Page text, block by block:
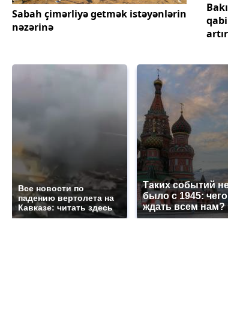
Sabah çimərliyə getmək istəyənlərin
nəzərinə
Все новости по
падению вертолета на
Кавказе: читать здесь
Таких событий
было с 1945: чего
ждать всем нам?